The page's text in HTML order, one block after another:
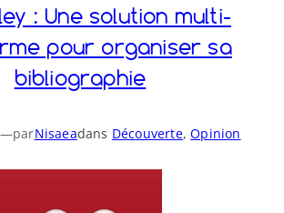
: Une solution multi-​
pour organiser sa
bibliographie
—parNisaeadans Découverte, Opinion